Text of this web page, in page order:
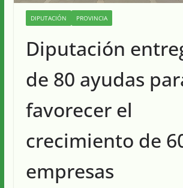
DIPUTACIÓN PROVINCIA
Diputación
de 80 ayudas
favorecer el
crecimiento de
empresas